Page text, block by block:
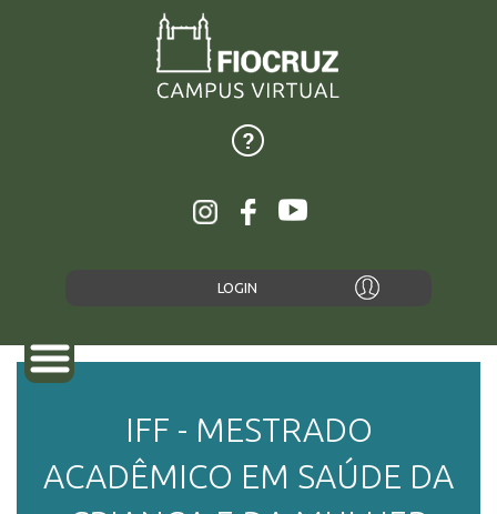
LOGIN
SOBRE
IFF - MESTRADO
ACADÊMICO EM SAÚDE DA